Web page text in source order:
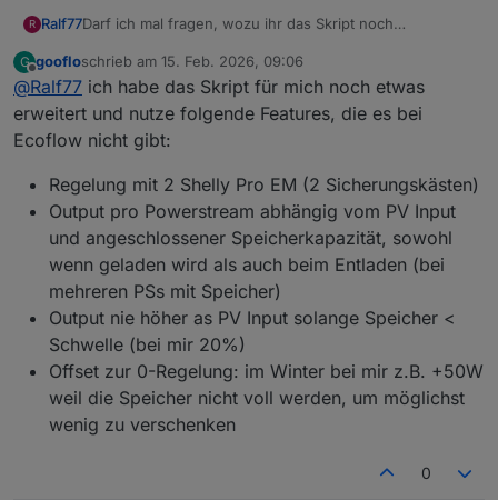
R Ralf77Darf ich mal fragen, wozu ihr das Skript noch
inzwischen doch so perfekt, dass ich gar nicht wüsste,
wozu ich das Skript noch brauchen könnte.
Einzig die AC-Überschussladung meiner 2 Delta Pro 3
Regel ich noch mit einem Skript und 2 Shelly-
Steckdosen. Ansonsten bietet Ecoflow inzwischen eine
so gute Regelung, dass ich über die ganze Nacht aktuell
nur ca. 20Wh beziehe.
G
Offline
goofloschrieb am 15. Feb. 2026, 09:06
zuletzt editiert von
@Ralf77 ich habe das Skript für mich noch etwas
erweitert und nutze folgende Features, die es bei
Ecoflow nicht gibt:
Regelung mit 2 Shelly Pro EM (2 Sicherungskästen)
Output pro Powerstream abhängig vom PV Input
und angeschlossener Speicherkapazität, sowohl
wenn geladen wird als auch beim Entladen (bei
mehreren PSs mit Speicher)
Output nie höher as PV Input solange Speicher <
Schwelle (bei mir 20%)
Offset zur 0-Regelung: im Winter bei mir z.B. +50W
weil die Speicher nicht voll werden, um möglichst
wenig zu verschenken
0